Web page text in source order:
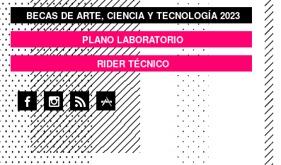
BOTON DOMO LLENO
BECAS DE ARTE, CIENCIA Y TECNOLOGÍA 2023
ANEXOSPLANO LABORATORIO
RIDER TÉCNICO